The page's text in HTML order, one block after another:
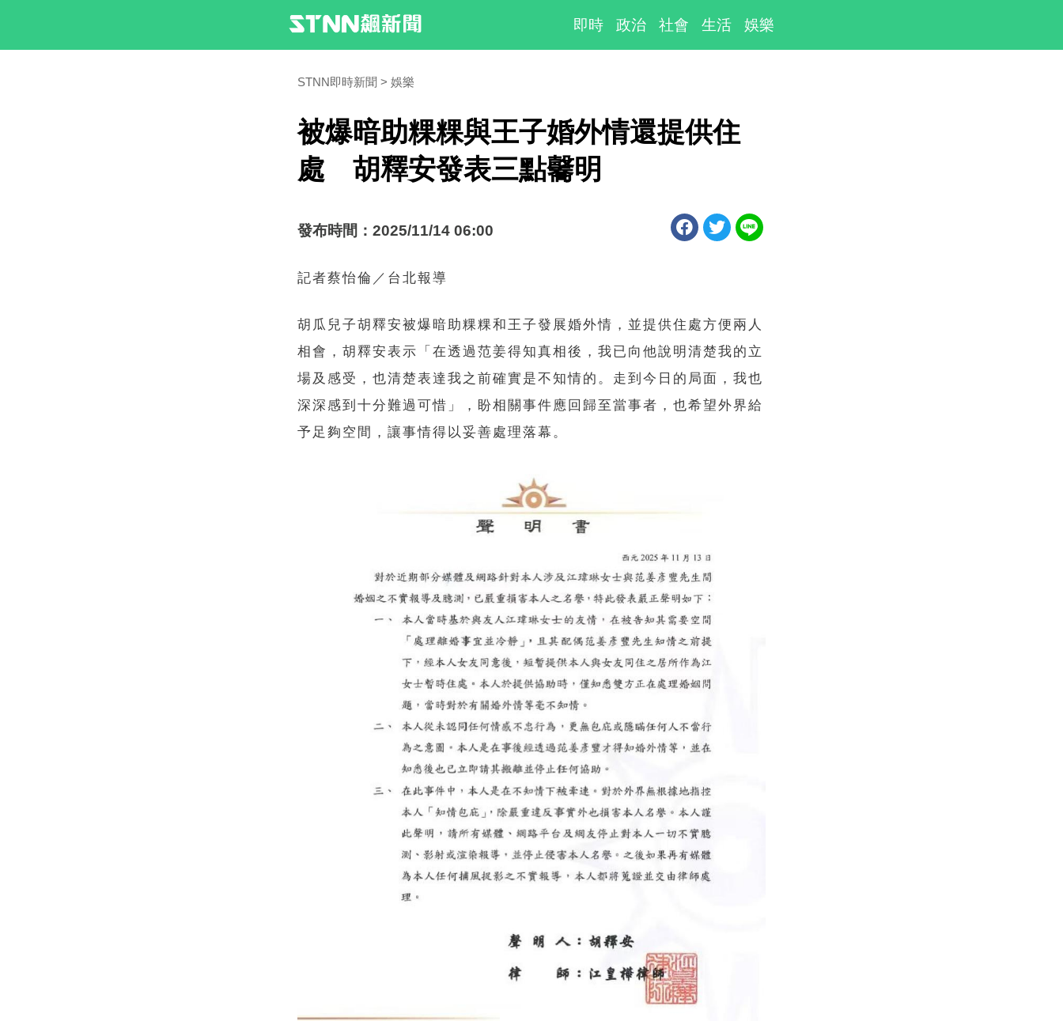
即時 政治 社會 生活 娛樂
STNN即時新聞 娛樂
被爆暗助粿粿與王子婚外情還提供住
處 胡釋安發表三點毊明
發布時間：2025/11/14 06:00
記者蔡怡倫／台北報導
胡瓜兒子胡釋安被爆暗助粿粿和王子發展婚外情，並提供住處方便兩人
相會，胡釋安表示「在透過范姜得知真相後，我已向他說明清楚我的立
場及感受，也清楚表達我之前確實是不知情的。走到今日的局面，我也
深深感到十分難過可惜」，盼相關事件應回歸至當事者，也希望外界給
予足夠空間，讓事情得以妥善處理落幕。